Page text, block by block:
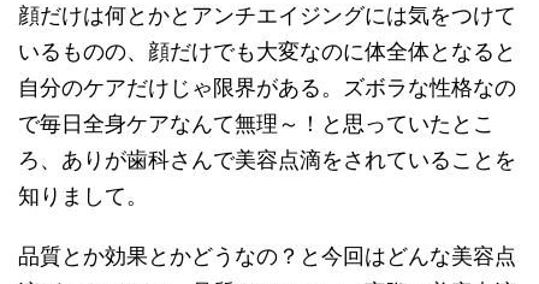
顔だけは何とかとアンチエイジングには気をつけて
いるものの、顔だけでも大変なのに体全体となると
自分のケアだけじゃ限界がある。ズボラな性格なの
で毎日全身ケアなんて無理～！と思っていたとこ
ろ、ありが歯科さんで美容点滴をされていることを
知りまして。
品質とか効果とかどうなの？と今回はどんな美容点